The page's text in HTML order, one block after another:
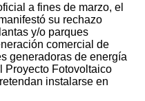
a fines de marzo, el
su rechazo
y/o parques
comercial de
generadoras de energía
Proyecto Fotovoltaico
instalarse en